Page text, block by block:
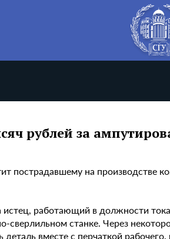
рублей за
пострадавшему на производстве
работающий в должности
станке. Через
вместе с перчаткой